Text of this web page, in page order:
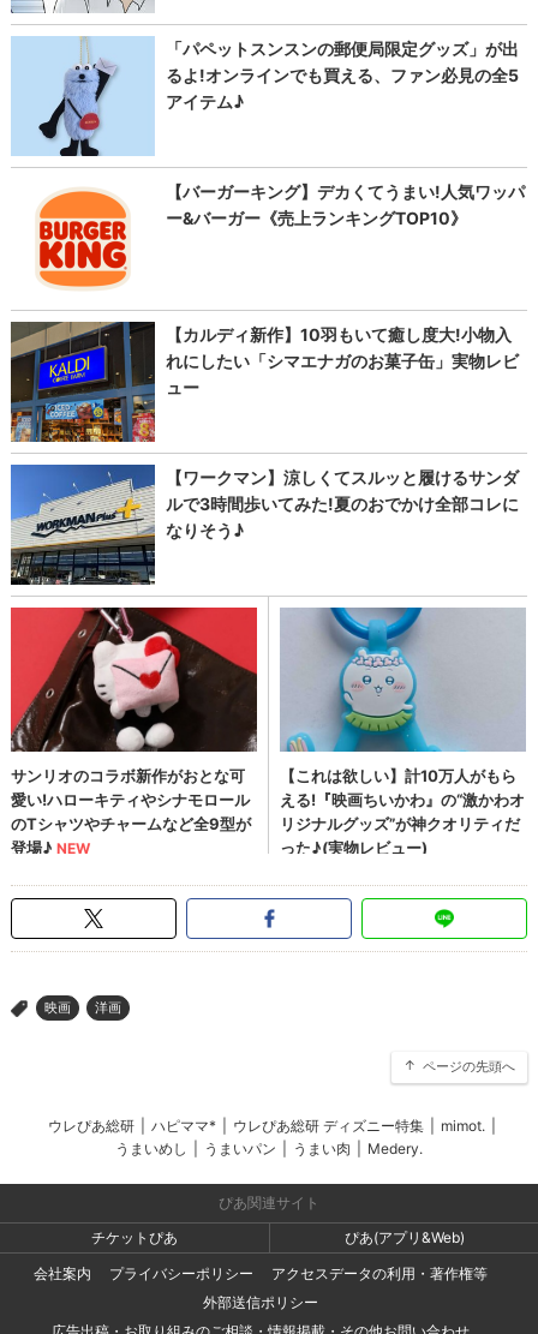
> 映画 洋画
ページの先頭へ
ウレぴあ総研 ハピママ* ウレぴあ総研 ディズニー特集 mimot.
うまいめし
うまいパン うまい肉 Medery.
ぴあ関連サイト
チケットぴあ
ぴあ(アプリ&Web)
会社案内
プライバシーポリシー
アクセスデータの利用・著作権等
外部送信ポリシー